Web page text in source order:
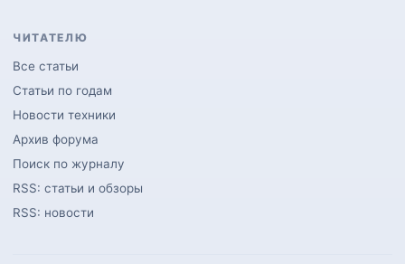
ЧИТАТЕЛЮ
Все статьи
Статьи по годам
Новости техники
Архив форума
Поиск по журналу
RSS: статьи и обзоры
RSS: новости